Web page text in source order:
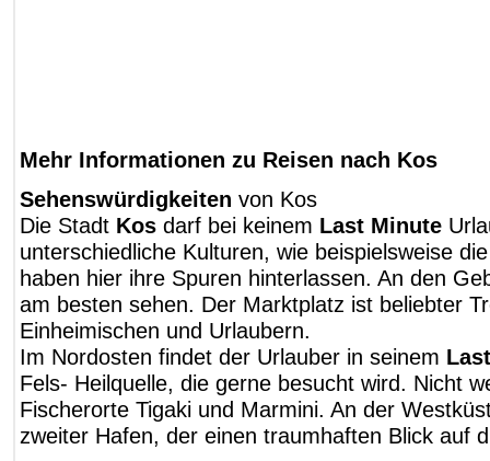
Mehr Informationen zu Reisen nach Kos
Sehenswürdigkeiten von Kos
Die Stadt Kos darf bei keinem Last Minute
unterschiedliche Kulturen, wie beispielsweise
haben hier ihre Spuren hinterlassen. An den
am besten sehen. Der Marktplatz ist beliebter
Einheimischen und Urlaubern.
Im Nordosten findet der Urlauber in seinem
Fels- Heilquelle, die gerne besucht wird. Nicht
Fischerorte Tigaki und Marmini. An der
zweiter Hafen, der einen traumhaften Blick auf